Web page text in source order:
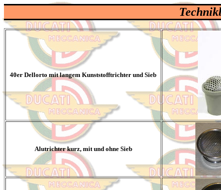
40er Dellorto mit langem Kunststofftrichter und Sieb
Alutrichter kurz, mit und ohne Sieb